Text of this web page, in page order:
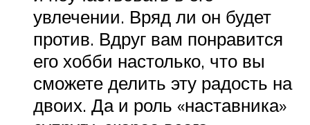
увлечении. Вряд ли он будет
против. Вдруг вам понравится
его хобби настолько, что вы
сможете делить эту радость на
двоих. Да и роль «наставника»